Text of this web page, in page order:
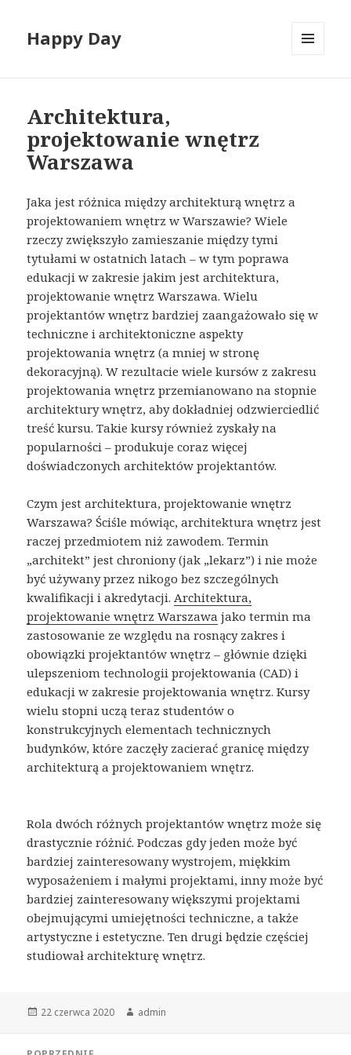
Happy Day
Architektura,
projektowanie wnętrz
Warszawa
Jaka jest różnica między architekturą wnętrz a
projektowaniem wnętrz w Warszawie? Wiele
rzeczy zwiększyło zamieszanie między tymi
tytułami w ostatnich latach – w tym poprawa
edukacji w zakresie jakim jest architektura,
projektowanie wnętrz Warszawa. Wielu
projektantów wnętrz bardziej zaangażowało się w
techniczne i architektoniczne aspekty
projektowania wnętrz (a mniej w stronę
dekoracyjną). W rezultacie wiele kursów z zakresu
projektowania wnętrz przemianowano na stopnie
architektury wnętrz, aby dokładniej odzwierciedlić
treść kursu. Takie kursy również zyskały na
popularności – produkuje coraz więcej
doświadczonych architektów projektantów.
Czym jest architektura, projektowanie wnętrz
Warszawa? Ściśle mówiąc, architektura wnętrz jest
raczej przedmiotem niż zawodem. Termin
„architekt” jest chroniony (jak „lekarz”) i nie może
być używany przez nikogo bez szczególnych
kwalifikacji i akredytacji.Architektura,
projektowanie wnętrz Warszawa jako termin ma
zastosowanie ze względu na rosnący zakres i
obowiązki projektantów wnętrz – głównie dzięki
ulepszeniom technologii projektowania (CAD) i
edukacji w zakresie projektowania wnętrz. Kursy
wielu stopni uczą teraz studentów o
konstrukcyjnych elementach technicznych
budynków, które zaczęły zacierać granicę między
architekturą a projektowaniem wnętrz.
Rola dwóch różnych projektantów wnętrz może się
drastycznie różnić. Podczas gdy jeden może być
bardziej zainteresowany wystrojem, miękkim
wyposażeniem i małymi projektami, inny może być
bardziej zainteresowany większymi projektami
obejmującymi umiejętności techniczne, a także
artystyczne i estetyczne. Ten drugi będzie częściej
studiował architekturę wnętrz.
Opublikowano
22 czerwca 2020 Autor
admin